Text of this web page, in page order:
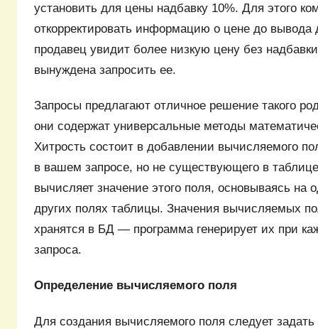
установить для цены надбавку 10%. Для этого
откорректировать информацию о цене до вывода
продавец увидит более низкую цену без
вынуждена запросить ее.
Запросы предлагают отличное решение такого
они содержат универсальные методы
Хитрость состоит в добавлении вычисляемого
в вашем запросе, но не существующего в
вычисляет значение этого поля, основываясь на
других полях таблицы. Значения вычисляемых
хранятся в БД — программа генерирует их при
запроса.
Определение вычисляемого поля
Для создания вычисляемого поля следует